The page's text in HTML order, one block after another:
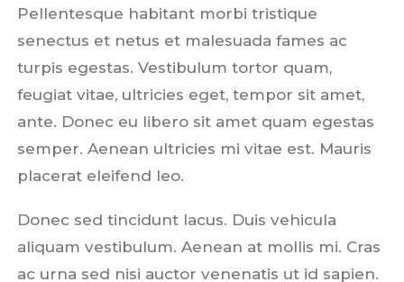
Pellentesque habitant morbi tristique
senectus et netus et malesuada fames ac
turpis egestas. Vestibulum tortor quam,
feugiat vitae, ultricies eget, tempor sit amet,
ante. Donec eu libero sit amet quam egestas
semper. Aenean ultricies mi vitae est. Mauris
placerat eleifend leo.
Donec sed tincidunt lacus. Duis vehicula
aliquam vestibulum. Aenean at mollis mi. Cras
ac urna sed nisi auctor venenatis ut id sapien.